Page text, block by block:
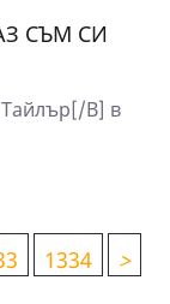
СЪМ СИ
Тайлър[/B] в
1334 >